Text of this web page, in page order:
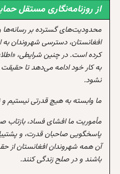
از روزنامه‌نگاری مستقل
محدودیت‌های گسترده بر
افغانستان، دسترسی شهروندان
کرده است. در چنین شرایطی،
به کار خود ادامه می‌دهد تا
نشود.
ما وابسته به هیچ قدرتی نیستیم
مأموریت ما افشای فساد،
پاسخگویی صاحبان قدرت، و
آن همه شهروندان افغانستان از
باشند و در صلح زندگی کنند.